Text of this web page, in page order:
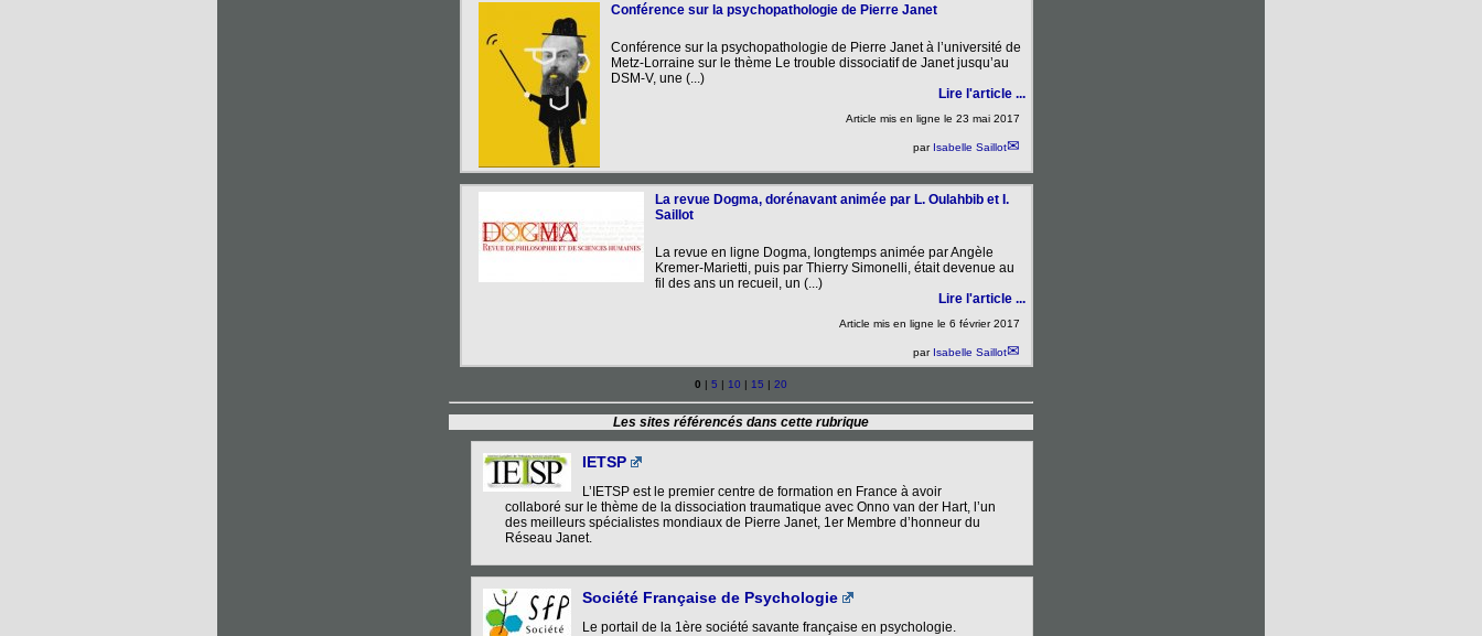
Conférence sur la psychopathologie de Pierre Janet
Conférence sur la psychopathologie de Pierre Janet à l’université de
Metz-Lorraine sur le thème Le trouble dissociatif de Janet jusqu’au
DSM-V, une (...)
Lire l'article ...
Article mis en ligne le 23 mai 2017
par Isabelle Saillot
La revue Dogma, dorénavant animée par L. Oulahbib et I.
Saillot
La revue en ligne Dogma, longtemps animée par Angèle
Kremer-Marietti, puis par Thierry Simonelli, était devenue au
fil des ans un recueil, un (...)
Lire l'article ...
Article mis en ligne le 6 février 2017
par Isabelle Saillot
0 | 5 | 10 | 15 | 20
Les sites référencés dans cette rubrique
IETSP
L’IETSP est le premier centre de formation en France à avoir
collaboré sur le thème de la dissociation traumatique avec Onno van der Hart, l’un
des meilleurs spécialistes mondiaux de Pierre Janet, 1er Membre d’honneur du
Réseau Janet.
Société Française de Psychologie
Le portail de la 1ère société savante française en psychologie.